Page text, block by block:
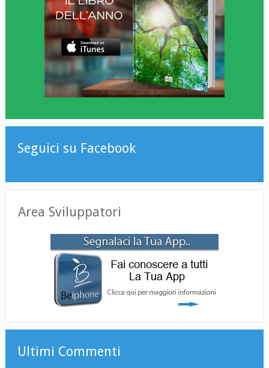
Seguici su Facebook
Area Sviluppatori
Ultimi Commenti